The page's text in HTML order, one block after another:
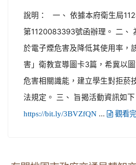
說明： 一、 依據本府衛生局
第1120083393號函辦理。 二、
於電子煙危害及降低其使用率，
害」衛教宣導圖卡3篇，希冀以
危害相關識能，建立學生對拒菸
法規定。 三、 旨揭活動資訊如下
https://bit.ly/3BVZfQN ... 觀看